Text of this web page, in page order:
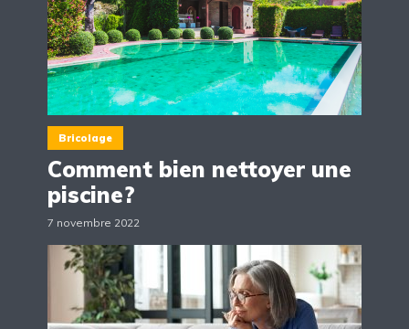
Bricolage
Comment bien nettoyer une
piscine?
7 novembre 2022